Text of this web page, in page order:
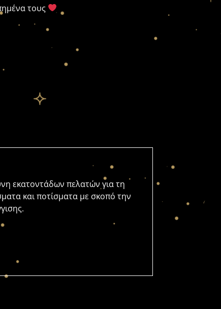
τους
εκατοντάδων πελατών για τη
και ποτίσματα με σκοπό την